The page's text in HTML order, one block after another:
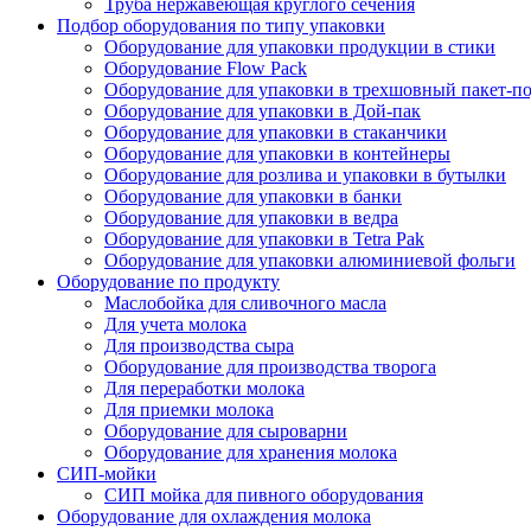
Подбор оборудования по типу упаковки
Оборудование для упаковки продукции в стики
Оборудование Flow Pack
Оборудование для упаковки в трехшовный пакет-
Оборудование для упаковки в Дой-пак
Оборудование для упаковки в стаканчики
Оборудование для упаковки в контейнеры
Оборудование для розлива и упаковки в бутылки
Оборудование для упаковки в банки
Оборудование для упаковки в ведра
Оборудование для упаковки в Tetra Pak
Оборудование для упаковки алюминиевой фольги
Оборудование по продукту
Маслобойка для сливочного масла
Для учета молока
Для производства сыра
Оборудование для производства творога
Для переработки молока
Для приемки молока
Оборудование для сыроварни
Оборудование для хранения молока
СИП-мойки
СИП мойка для пивного оборудования
Оборудование для охлаждения молока